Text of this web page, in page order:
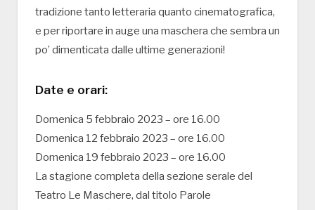
tradizione tanto letteraria quanto cinematografica,
e per riportare in auge una maschera che sembra un
po’ dimenticata dalle ultime generazioni!
Date e orari:
Domenica 5 febbraio 2023 – ore 16.00
Domenica 12 febbraio 2023 – ore 16.00
Domenica 19 febbraio 2023 – ore 16.00
La stagione completa della sezione serale del
Teatro Le Maschere, dal titolo Parole